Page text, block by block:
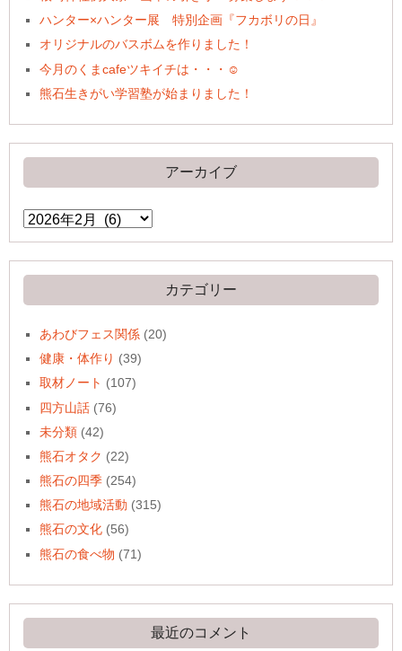
ハンター×ハンター展 特別企画『フカボリの日』
オリジナルのバスボムを作りました！
今月のくまcafeツキイチは・・・☺
熊石生きがい学習塾が始まりました！
アーカイブ
ア
ー
イ
ブ
カテゴリー
あわびフェス関係 (20)
健康・体作り (39)
取材ノート (107)
四方山話 (76)
未分類 (42)
熊石オタク (22)
熊石の四季 (254)
熊石の地域活動 (315)
熊石の文化 (56)
熊石の食べ物 (71)
最近のコメント